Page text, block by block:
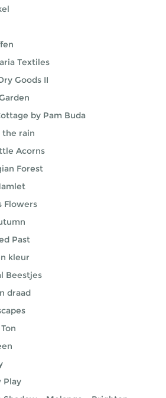
Textiles
Goods II
by Pam Buda
the rain
Acorns
Forest
Flowers
Past
kleur
Beestjes
draad
Play